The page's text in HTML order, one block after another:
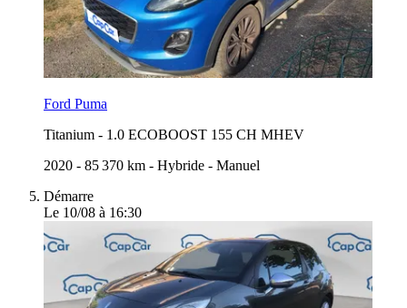
Ford Puma
Titanium - 1.0 ECOBOOST 155 CH MHEV
2020 - 85 370 km - Hybride - Manuel
Démarre
Le 10/08 à 16:30